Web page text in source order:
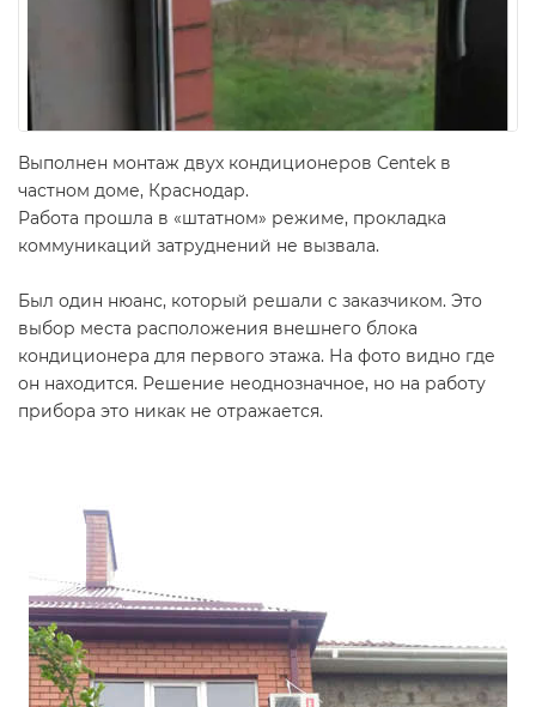
Выполнен монтаж двух кондиционеров Centek в
частном доме, Краснодар.
Работа прошла в «штатном» режиме, прокладка
коммуникаций затруднений не вызвала.
Был один нюанс, который решали с заказчиком. Это
выбор места расположения внешнего блока
кондиционера для первого этажа. На фото видно где
он находится. Решение неоднозначное, но на работу
прибора это никак не отражается.